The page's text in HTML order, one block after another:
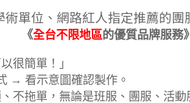
術單位、網路紅人指定推薦的團
《全台不限地區的優質品牌服務》
很簡單！」
→ 看示意圖確認製作。
不拖單，無論是班服、團服、活